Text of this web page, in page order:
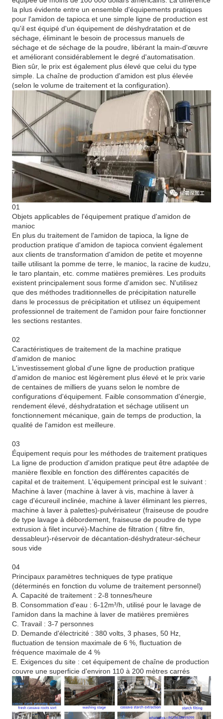
la plus évidente entre un ensemble d'équipements pratiques
pour l'amidon de tapioca et une simple ligne de production est
qu'il est équipé d'un équipement de déshydratation et de
séchage, éliminant le besoin de processus manuels de
séchage et de séchage de la poudre, libérant la main-d'œuvre
et améliorant considérablement le degré d'automatisation.
Bien sûr, le prix est également plus élevé que celui du type
simple. La chaîne de production d'amidon est plus élevée
(selon le volume de traitement et la configuration).
01
Objets applicables de l'équipement pratique d'amidon de
manioc
En plus du traitement de l'amidon de tapioca, la ligne de
production pratique d'amidon de tapioca convient également
aux clients de transformation d'amidon de petite et moyenne
taille utilisant la pomme de terre, le manioc, la racine de kudzu,
le taro plantain, etc. comme matières premières. Les produits
existent principalement sous forme d'amidon sec. N'utilisez
que des méthodes traditionnelles de précipitation naturelle
dans le processus de précipitation et utilisez un équipement
professionnel de traitement de l'amidon pour faire fonctionner
les sections restantes.
02
Caractéristiques de traitement de la machine pratique
d'amidon de manioc
L'investissement global d'une ligne de production pratique
d'amidon de manioc est légèrement plus élevé et le prix varie
de centaines de milliers de yuans selon le nombre de
configurations d'équipement. Faible consommation d'énergie,
rendement élevé, déshydratation et séchage utilisent un
fonctionnement mécanique, gain de temps de production, la
qualité de l'amidon est meilleure.
03
Équipement requis pour les méthodes de traitement pratiques
La ligne de production d'amidon pratique peut être adaptée de
manière flexible en fonction des différentes capacités de
capital et de traitement. L'équipement principal est le suivant :
Machine à laver (machine à laver à vis, machine à laver à
cage d'écureuil inclinée, machine à laver éliminant les pierres,
machine à laver à palettes)-pulvérisateur (fraiseuse de poudre
de type lavage à débordement, fraiseuse de poudre de type
extrusion à filet incurvé)-Machine de filtration ( filtre fin,
dessableur)-réservoir de décantation-déshydrateur-sécheur
sous vide
04
Principaux paramètres techniques de type pratique
(déterminés en fonction du volume de traitement personnel)
A. Capacité de traitement : 2-8 tonnes/heure
B. Consommation d'eau : 6-12m³/h, utilisé pour le lavage de
l'amidon dans la machine à laver de matières premières
C. Travail : 3-7 personnes
D. Demande d'électricité : 380 volts, 3 phases, 50 Hz,
fluctuation de tension maximale de 6 %, fluctuation de
fréquence maximale de 4 %
E. Exigences du site : cet équipement de chaîne de production
couvre une superficie d'environ 110 à 200 mètres carrés